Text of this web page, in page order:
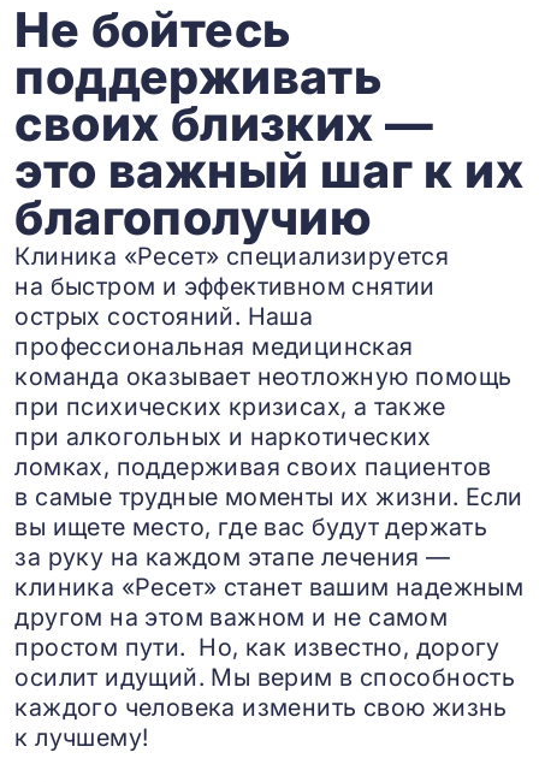
Не бойтесь
поддерживать
своих близких —
это важный шаг к их
благополучию
Клиника «Ресет» специализируется
на быстром и эффективном снятии
острых состояний. Наша
профессиональная медицинская
команда оказывает неотложную помощь
при психических кризисах, а также
при алкогольных и наркотических
ломках, поддерживая своих пациентов
в самые трудные моменты их жизни. Если
вы ищете место, где вас будут держать
за руку на каждом этапе лечения —
клиника «Ресет» станет вашим надежным
другом на этом важном и не самом
простом пути. Но, как известно, дорогу
осилит идущий. Мы верим в способность
каждого человека изменить свою жизнь
к лучшему!